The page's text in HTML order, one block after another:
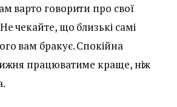
варто говорити про свої
чекайте, що близькі самі
вам бракує. Спокійна
працюватиме краще, ніж